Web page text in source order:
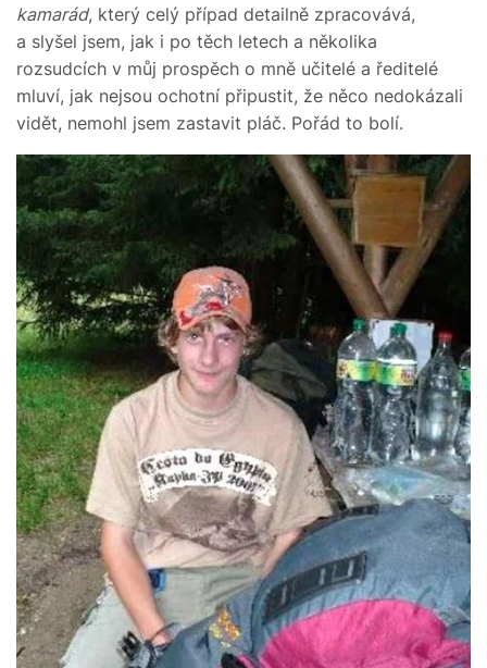
kamarád, který celý případ detailně zpracovává,
a slyšel jsem, jak i po těch letech a několika
rozsudcích v můj prospěch o mně učitelé a ředitelé
mluví, jak nejsou ochotní připustit, že něco nedokázali
vidět, nemohl jsem zastavit pláč. Pořád to bolí.